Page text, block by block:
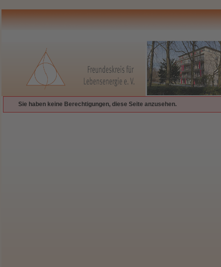
Sie haben keine Berechtigungen, diese Seite anzusehen.